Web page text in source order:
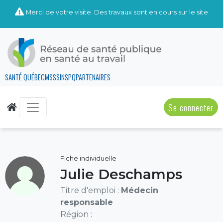
Merci de votre visite. Des travaux sont en cours sur le site
SANTÉ QUÉBECMSSSINSPQPARTENAIRES
Se connecter
Fiche individuelle
Julie Deschamps
Titre d'emploi : Médecin
responsable
Région :